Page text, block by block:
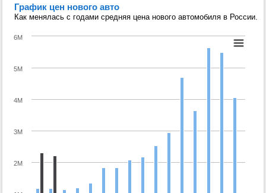
График цен нового авто
Как менялась с годами средняя цена нового автомобиля в России.
2M
3M
4M
5M
6M